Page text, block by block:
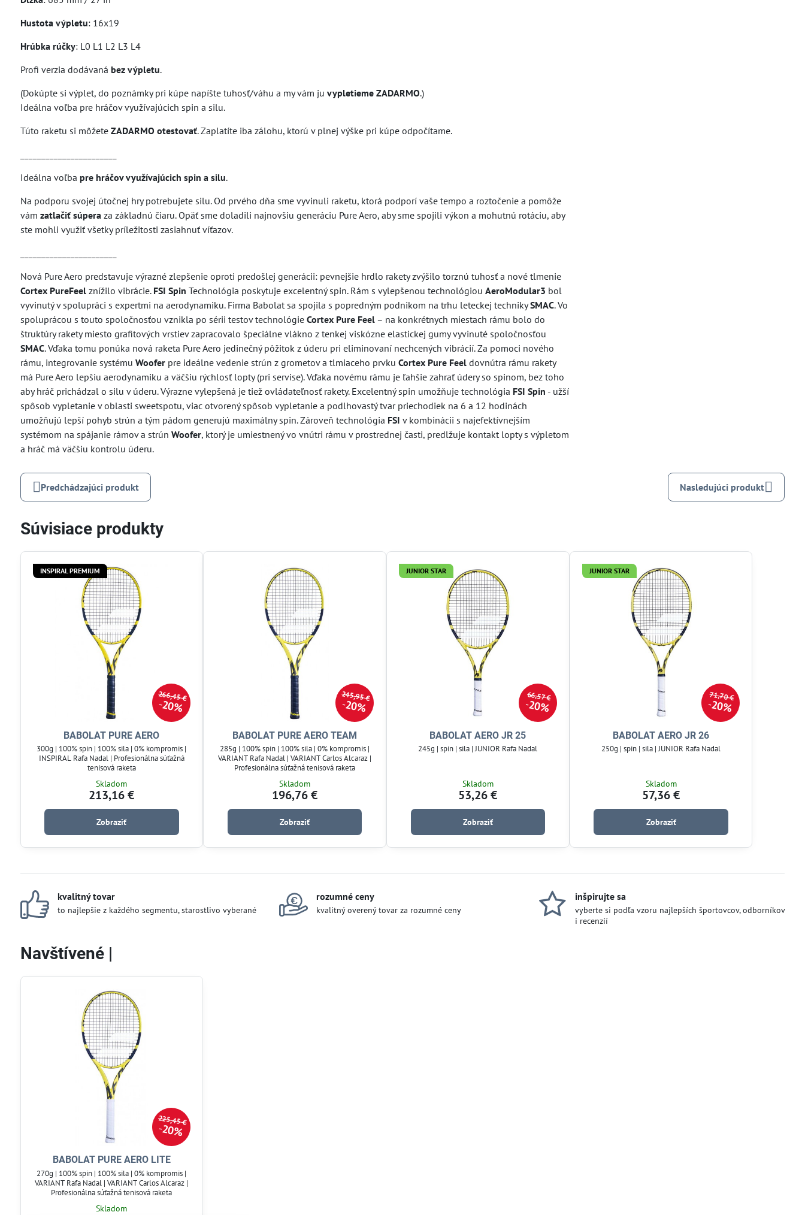
Hustota výpletu: 16x19
Hrúbka rúčky: L0 L1 L2 L3 L4
Profi verzia dodávaná bez výpletu.
(Dokúpte si výplet, do poznámky pri kúpe napíšte tuhosť/váhu a my vám ju vypletieme ZADARMO.)
Ideálna voľba pre hráčov využívajúcich spin a silu.
Túto raketu si môžete ZADARMO otestovať. Zaplatíte iba zálohu, ktorú v plnej výške pri kúpe odpočítame.
Ideálna voľba pre hráčov využívajúcich spin a silu.
Na podporu svojej útočnej hry potrebujete silu. Od prvého dňa sme vyvinuli raketu, ktorá podporí vaše tempo a roztočenie a pomôže
vám zatlačiť súperaza základnú čiaru. Opäť sme doladili najnovšiu generáciu Pure Aero, aby sme spojili výkon a mohutnú rotáciu, aby
ste mohli využiť všetky príležitosti zasiahnuť víťazov.
Nová Pure Aero predstavuje výrazné zlepšenie oproti predošlej generácii: pevnejšie hrdlo rakety zvýšilo torznú tuhosť a nové tlmenie
Cortex PureFeelznížilo vibrácie. FSI Spin Technológia poskytuje excelentný spin. Rám s vylepšenou technológiou AeroModular3 bol
vyvinutý v spolupráci s expertmi na aerodynamiku. Firma Babolat sa spojila s popredným podnikom na trhu leteckej technikySMAC. Vo
spoluprácou s touto spoločnosťou vznikla po sérii testov technológie Cortex Pure Feel– na konkrétnych miestach rámu bolo do
štruktúry rakety miesto grafitových vrstiev zapracovalo špeciálne vlákno z tenkej viskózne elastickej gumy vyvinuté spoločnosťou
SMAC. Vďaka tomu ponúka nová raketa Pure Aero jedinečný pôžitok z úderu pri eliminovaní nechcených vibrácií. Za pomoci nového
rámu, integrovanie systému Wooferpre ideálne vedenie strún z grometov a tlmiaceho prvku Cortex Pure Feeldovnútra rámu rakety
má Pure Aero lepšiu aerodynamiku a väčšiu rýchlosť lopty (pri servise). Vďaka novému rámu je ľahšie zahrať údery so spinom, bez toho
aby hráč prichádzal o silu v úderu. Výrazne vylepšená je tiež ovládateľnosť rakety. Excelentný spin umožňuje technológia FSI Spin - užší
spôsob vypletanie v oblasti sweetspotu, viac otvorený spôsob vypletanie a podlhovastý tvar priechodiek na 6 a 12 hodinách
umožňujú lepší pohyb strún a tým pádom generujú maximálny spin. Zároveň technológia FSI v kombinácii s najefektívnejším
systémom na spájanie rámov a strún Woofer, ktorý je umiestnený vo vnútri rámu v prostrednej časti, predlžuje kontakt lopty s výpletom
a hráč má väčšiu kontrolu úderu.
Predchádzajúci produkt Nasledujúci produkt
Súvisiace produkty
266,45 €
20%
INSPIRAL PREMIUM
BABOLAT PURE AERO
300g | 100% spin | 100% sila | 0% kompromis |
INSPIRAL Rafa Nadal | Profesionálna súťažná
tenisová raketa
Skladom
213,16 €
Zobraziť
245,95 €
20%
BABOLAT PURE AERO TEAM
285g | 100% spin | 100% sila | 0% kompromis |
VARIANT Rafa Nadal | VARIANT Carlos Alcaraz |
Profesionálna súťažná tenisová raketa
Skladom
196,76 €
Zobraziť
66,57 €
20%
JUNIOR STAR
BABOLAT AERO JR 25
245g | spin | sila | JUNIOR Rafa Nadal
Skladom
53,26 €
Zobraziť
71,70 €
20%
JUNIOR STAR
BABOLAT AERO JR 26
250g | spin | sila | JUNIOR Rafa Nadal
Skladom
57,36 €
Zobraziť
kvalitný tovar
to najlepšie z každého segmentu, starostlivo vyberané
rozumné ceny
kvalitný overený tovar za rozumné ceny
inšpirujte sa
vyberte si podľa vzoru najlepších športovcov, odborníkov
i recenzíí
Navštívené |
225,45 €
20%
BABOLAT PURE AERO LITE
270g | 100% spin | 100% sila | 0% kompromis |
VARIANT Rafa Nadal | VARIANT Carlos Alcaraz |
Profesionálna súťažná tenisová raketa
Skladom